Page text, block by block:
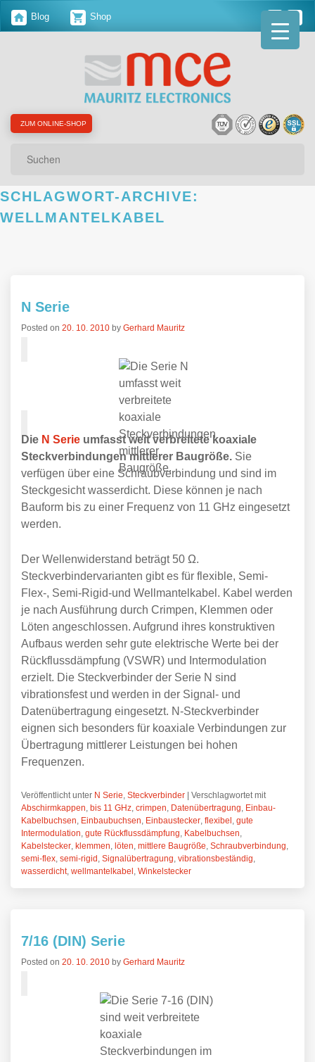
Blog Shop
ZUM ONLINE-SHOP
SCHLAGWORT-ARCHIVE:
WELLMANTELKABEL
N Serie
Posted on 20. 10. 2010 by Gerhard Mauritz
Die N Serie umfasst weit verbreitete koaxiale
Steckverbindungen mittlerer Baugröße. Sie
verfügen über eine Schraubverbindung und sind im
Steckgesicht wasserdicht. Diese können je nach
Bauform bis zu einer Frequenz von 11 GHz eingesetzt
werden.
Der Wellenwiderstand beträgt 50 Ω.
Steckverbindervarianten gibt es für flexible, Semi-
Flex-, Semi-Rigid-und Wellmantelkabel. Kabel werden
je nach Ausführung durch Crimpen, Klemmen oder
Löten angeschlossen. Aufgrund ihres konstruktiven
Aufbaus werden sehr gute elektrische Werte bei der
Rückflussdämpfung (VSWR) und Intermodulation
erzielt. Die Steckverbinder der Serie N sind
vibrationsfest und werden in der Signal- und
Datenübertragung eingesetzt. N-Steckverbinder
eignen sich besonders für koaxiale Verbindungen zur
Übertragung mittlerer Leistungen bei hohen
Frequenzen.
Veröffentlicht unter N Serie Steckverbinder | Verschlagwortet mit
Abschirmkappen bis 11 GHz crimpen Datenübertragung Einbau-
Kabelbuchsen Einbaubuchsen Einbaustecker flexibel gute
Intermodulation gute Rückflussdämpfung Kabelbuchsen
Kabelstecker klemmen löten mittlere Baugröße Schraubverbindung
semi-flex semi-rigid Signalübertragung vibrationsbeständig
wasserdicht, wellmantelkabel Winkelstecker
7/16 (DIN) Serie
Posted on 20. 10. 2010 by Gerhard Mauritz